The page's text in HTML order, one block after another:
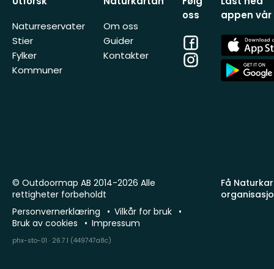
Naturreservater
Stier
Fylker
Kommuner
Om oss
Guider
Kontakter
oss
Facebook
Instagram
appen vår
App
Store
App
Store
Få
© Outdoormap AB 2014-2026 Alle
rettigheter forbeholdt
Personvernerklæring
Vilkår for bruk
Bruk av cookies
Impressum
phx-sto-01 · 26.7.1 (449747a8c)